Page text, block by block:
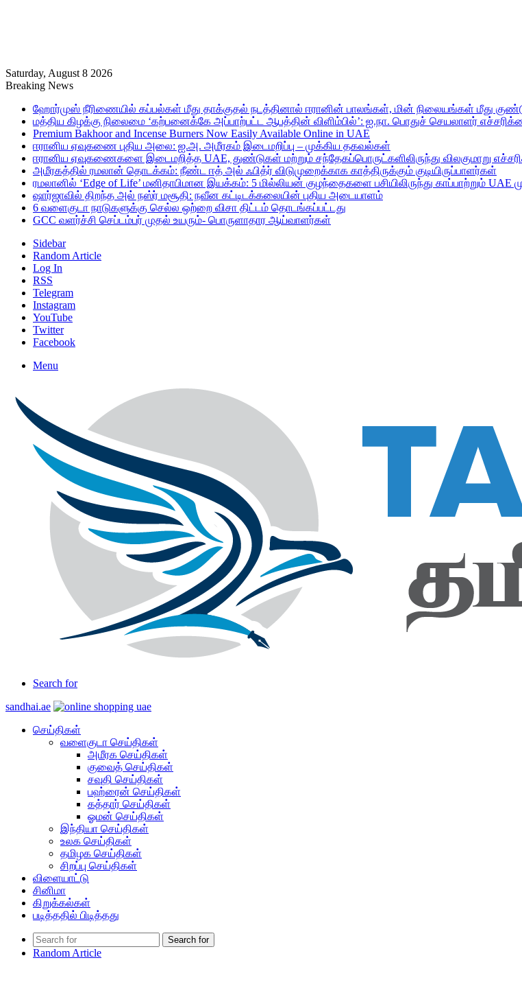
Saturday, August 8 2026
Breaking News
ஹோர்முஸ் நீரிணையில் கப்பல்கள் மீது தாக்குதல் நடத்தினால் ஈரானின் பாலங்கள், மின் நிலையங்கள் மீது
மத்திய கிழக்கு நிலைமை ‘கற்பனைக்கே அப்பாற்பட்ட ஆபத்தின் விளிம்பில்’: ஐ.நா. பொதுச் செயலாளர்
Premium Bakhoor and Incense Burners Now Easily Available Online in UAE
ஈரானிய ஏவுகணை புதிய அலை: ஐ.அ. அமீரகம் இடைமறிப்பு – முக்கிய தகவல்கள்
ஈரானிய ஏவுகணைகளை இடைமறித்த UAE, துண்டுகள் மற்றும் சந்தேகப்பொருட்களிலிருந்து விலகுமாறு
அமீரகத்தில் ரமலான் தொடக்கம்: நீண்ட ஈத் அல் ஃபித்ர் விடுமுறைக்காக காத்திருக்கும் குடியிருப்பாளர்கள்
ரமலானில் ‘Edge of Life’ மனிதாபிமான இயக்கம்: 5 மில்லியன் குழந்தைகளை பசியிலிருந்து காப்பாற்றும் UAE
ஷார்ஜாவில் திறந்த அல் நஸ்ர் மசூதி: நவீன கட்டிடக்கலையின் புதிய அடையாளம்
6 வளைகுடா நாடுகளுக்கு செல்ல ஒற்றை விசா திட்டம் தொடங்கப்பட்டது
GCC வளர்ச்சி செப்டம்பர் முதல் உயரும்- பொருளாதார ஆய்வாளர்கள்
Sidebar
Random Article
Log In
RSS
Telegram
Instagram
YouTube
Twitter
Facebook
Menu
Search for
sandhai.ae
செய்திகள்
வளைகுடா செய்திகள்
அமீரக செய்திகள்
குவைத் செய்திகள்
சவுதி செய்திகள்
பஹ்ரைன் செய்திகள்
கத்தார் செய்திகள்
ஓமன் செய்திகள்
இந்தியா செய்திகள்
உலக செய்திகள்
தமிழக செய்திகள்
சிறப்பு செய்திகள்
விளையாட்டு
சினிமா
கிறுக்கல்கள்
படித்ததில் பிடித்தது
Search for
Random Article